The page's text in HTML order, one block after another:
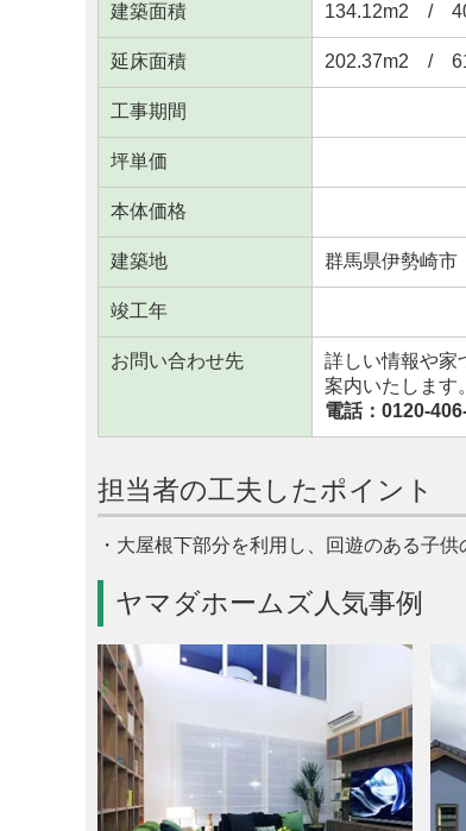
建築面積 134.12m2 /
延床面積 202.37m2 /
工事期間
坪単価
本体価格
建築地 群馬県伊勢崎市
竣工年
お問い合わせ先
詳しい情報や家
案内いたします。
電話：0120-
担当者の工夫したポイント
・大屋根下部分を利用し、回遊のある子
ヤマダホームズ人気事例